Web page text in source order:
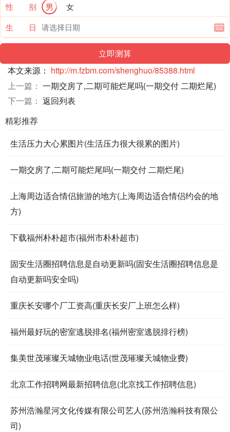
性 别
男
女
生 日
本文来源： http://m.fzbm.com/shenghuo/85388.html
上一篇： 一期交房了,二期可能烂尾吗(一期交付 二期烂尾)
下一篇： 返回列表
精彩推荐
生活压力大心累图片(生活压力很大很累的图片)
一期交房了,二期可能烂尾吗(一期交付 二期烂尾)
上海周边适合情侣旅游的地方(上海周边适合情侣约会的地
方)
下载福州朴朴超市(福州市朴朴超市)
固安生活圈招聘信息是自动更新吗(固安生活圈招聘信息是
自动更新吗安全吗)
重庆长安哪个厂工资高(重庆长安厂上班怎么样)
福州最好玩的密室逃脱排名(福州密室逃脱排行榜)
集美世茂璀璨天城物业电话(世茂璀璨天城物业费)
北京工作招聘网最新招聘信息(北京找工作招聘信息)
苏州浩瀚星河文化传媒有限公司艺人(苏州浩瀚科技有限公
司)